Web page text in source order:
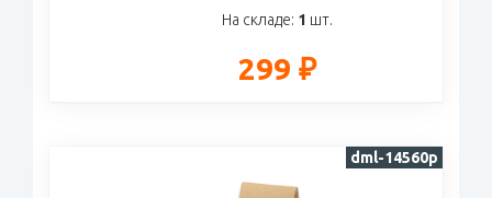
На складе: 1 шт.
299 ₽
dml-14560p